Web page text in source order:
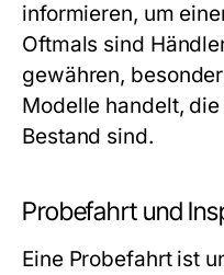
informieren, um
Oftmals sind
gewähren,
Modelle handelt,
Bestand sind.
Probefahrt und
Eine Probefahrt ist